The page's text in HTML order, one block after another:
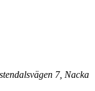
7, Nacka